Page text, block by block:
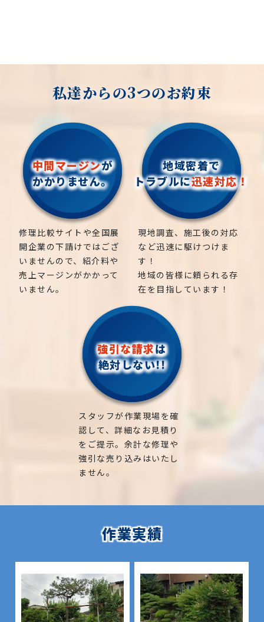
私達からの3つのお約束
中間マージンが
かかりません。
修理比較サイトや全国展
開企業の下請けではござ
いませんので、紹介料や
売上マージンがかかって
いません。
地域密着で
トラブルに迅速対応！
現地調査、施工後の対応
など迅速に駆けつけま
す！
地域の皆様に頼られる存
在を目指しています！
強引な請求は
絶対しない!!
スタッフが作業現場を確
認して、詳細なお見積り
をご提示。余計な修理や
強引な売り込みはいたし
ません。
作業実績